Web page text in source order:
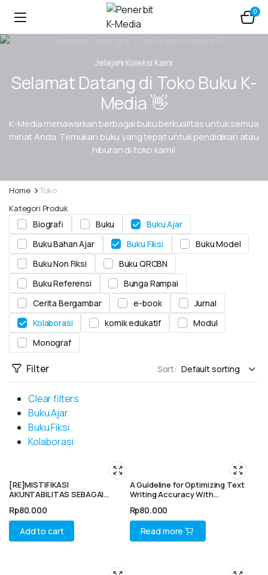
0
Jelajahi Koleksi Kami
Selamat Datang di Toko Buku K-
Media 👋
K-Media menawarkan berbagai buku berkualitas untuk semua
minat Anda. Temukan buku yang tepat untuk pendidikan atau
hiburan di toko kami!
Home
Toko
Kategori Produk
Biografi Buku
Buku Ajar
Buku Bahan Ajar
Buku Fiksi
Buku Model
Buku Non Fiksi
Buku QRCBN
Buku Referensi
Bunga Rampai
Cerita Bergambar
e-book
Jurnal
Kolaborasi
komik edukatif
Modul
Monograf
Filter Sort:
Clear filters
Buku Ajar
Buku Fiksi
Kolaborasi
[RE]MISTIFIKASI
AKUNTABILITAS SEBAGAI
Rp80.000
Add to cart
A Guideline for Optimizing Text
Writing Accuracy With
Writing Education
Rp80.000
Read more